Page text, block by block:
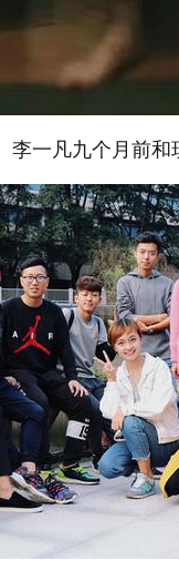
李一凡九个月前和